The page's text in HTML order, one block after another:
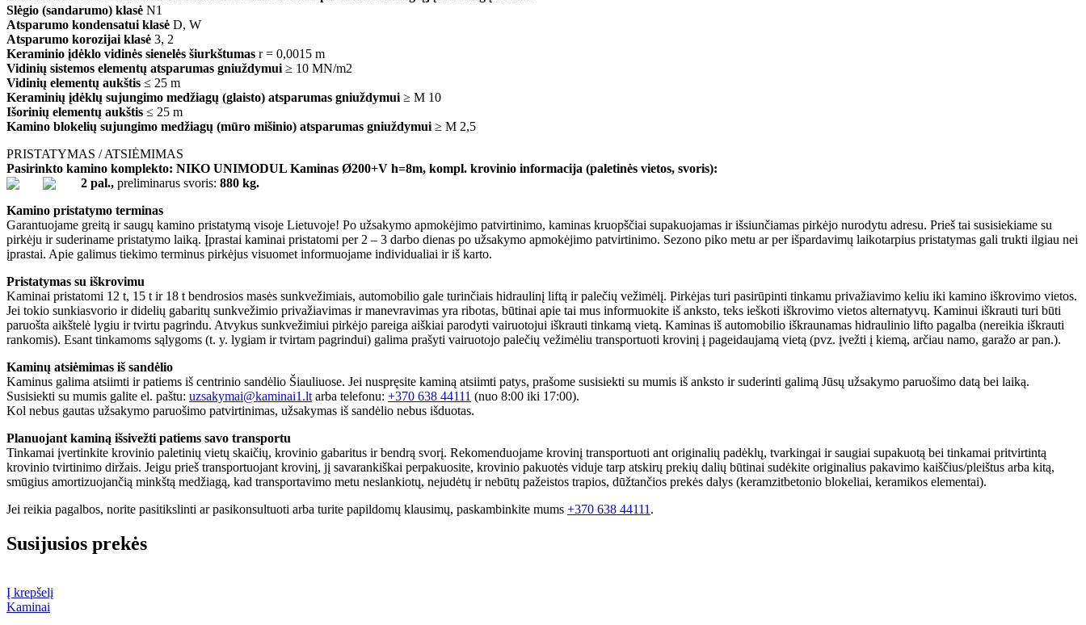
Slėgio (sandarumo) klasė N1
Atsparumo kondensatui klasė D, W
Atsparumo korozijai klasė 3, 2
Keraminio įdėklo vidinės sienelės šiurkštumas r = 0,0015 m
Vidinių sistemos elementų atsparumas gniuždymui ≥ 10 MN/m2
Vidinių elementų aukštis ≤ 25 m
Keraminių įdėklų sujungimo medžiagų (glaisto) atsparumas gniuždymui ≥ M 10
Išorinių elementų aukštis ≤ 25 m
Kamino blokelių sujungimo medžiagų (mūro mišinio) atsparumas gniuždymui ≥ M 2,5
PRISTATYMAS / ATSIĖMIMAS
Pasirinkto kamino komplekto: NIKO UNIMODUL Kaminas Ø200+V h=8m, kompl. krovinio informacija (paletinės vietos, svoris):
2 pal., preliminarus svoris: 880 kg.
Kamino pristatymo terminas
Garantuojame greitą ir saugų kamino pristatymą visoje Lietuvoje! Po užsakymo apmokėjimo patvirtinimo, kaminas kruopščiai supakuojamas ir išsiunčiamas pirkėjo nurodytu adresu. Prieš tai susisiekiame su
pirkėju ir suderiname pristatymo laiką. Įprastai kaminai pristatomi per 2 – 3 darbo dienas po užsakymo apmokėjimo patvirtinimo. Sezono piko metu ar per išpardavimų laikotarpius pristatymas gali trukti ilgiau nei
įprastai. Apie galimus tiekimo terminus pirkėjus visuomet informuojame individualiai ir iš karto.
Pristatymas su iškrovimu
Kaminai pristatomi 12 t, 15 t ir 18 t bendrosios masės sunkvežimiais, automobilio gale turinčiais hidraulinį liftą ir palečių vežimėlį. Pirkėjas turi pasirūpinti tinkamu privažiavimo keliu iki kamino iškrovimo vietos.
Jei tokio sunkiasvorio ir didelių gabaritų sunkvežimio privažiavimas ir manevravimas yra ribotas, būtinai apie tai mus informuokite iš anksto, teks ieškoti iškrovimo vietos alternatyvų. Kaminui iškrauti turi būti
paruošta aikštelė lygiu ir tvirtu pagrindu. Atvykus sunkvežimiui pirkėjo pareiga aiškiai parodyti vairuotojui iškrauti tinkamą vietą. Kaminas iš automobilio iškraunamas hidraulinio lifto pagalba (nereikia iškrauti
rankomis). Esant tinkamoms sąlygoms (t. y. lygiam ir tvirtam pagrindui) galima prašyti vairuotojo palečių vežimėliu transportuoti krovinį į pageidaujamą vietą (pvz. įvežti į kiemą, arčiau namo, garažo ar pan.).
Kaminų atsiėmimas iš sandėlio
Kaminus galima atsiimti ir patiems iš centrinio sandėlio Šiauliuose. Jei nuspręsite kaminą atsiimti patys, prašome susisiekti su mumis iš anksto ir suderinti galimą Jūsų užsakymo paruošimo datą bei laiką.
Susisiekti su mumis galite el. paštu: uzsakymai@kaminai1.lt arba telefonu: +370 638 44111 (nuo 8:00 iki 17:00).
Kol nebus gautas užsakymo paruošimo patvirtinimas, užsakymas iš sandėlio nebus išduotas.
Planuojant kaminą išsivežti patiems savo transportu
Tinkamai įvertinkite krovinio paletinių vietų skaičių, krovinio gabaritus ir bendrą svorį. Rekomenduojame krovinį transportuoti ant originalių padėklų, tvarkingai ir saugiai supakuotą bei tinkamai pritvirtintą
krovinio tvirtinimo diržais. Jeigu prieš transportuojant krovinį, jį savarankiškai perpakuosite, krovinio pakuotės viduje tarp atskirų prekių dalių būtinai sudėkite originalius pakavimo kaiščius/pleištus arba kitą,
smūgius amortizuojančią minkštą medžiagą, kad transportavimo metu neslankiotų, nejudėtų ir nebūtų pažeistos trapios, dūžtančios prekės dalys (keramzitbetonio blokeliai, keramikos elementai).
Jei reikia pagalbos, norite pasitikslinti ar pasikonsultuoti arba turite papildomų klausimų, paskambinkite mums +370 638 44111 .
Susijusios prekės
Į krepšelį
Kaminai